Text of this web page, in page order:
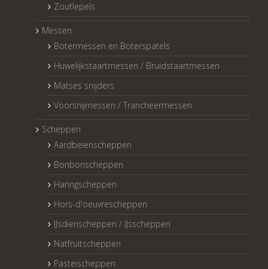
Zoutlepels
Messen
Botermessen en Boterspatels
Huwelijkstaartmessen / Bruidstaartmessen
Matses snijders
Voorsnijmessen / Trancheermessen
Scheppen
Aardbeienscheppen
Bonbonscheppen
Haringscheppen
Hors-d'oeuvrescheppen
IJsdienscheppen / IJsscheppen
Natfruitscheppen
Pasteischeppen